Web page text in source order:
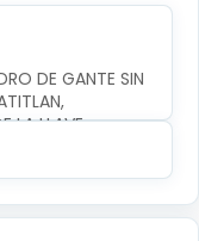
DE GANTE SIN
LA LLAVE